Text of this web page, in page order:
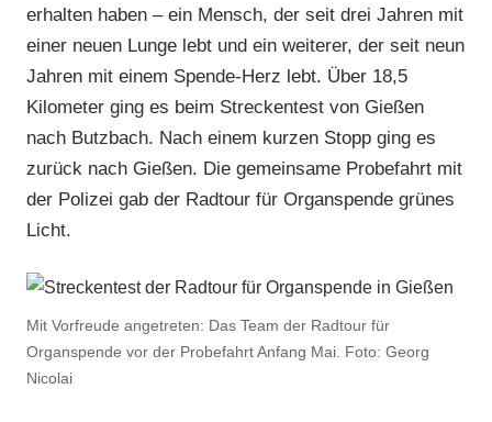
erhalten haben – ein Mensch, der seit drei Jahren mit
einer neuen Lunge lebt und ein weiterer, der seit neun
Jahren mit einem Spende-Herz lebt. Über 18,5
Kilometer ging es beim Streckentest von Gießen
nach Butzbach. Nach einem kurzen Stopp ging es
zurück nach Gießen. Die gemeinsame Probefahrt mit
der Polizei gab der Radtour für Organspende grünes
Licht.
Mit Vorfreude angetreten: Das Team der Radtour für
Organspende vor der Probefahrt Anfang Mai. Foto: Georg
Nicolai